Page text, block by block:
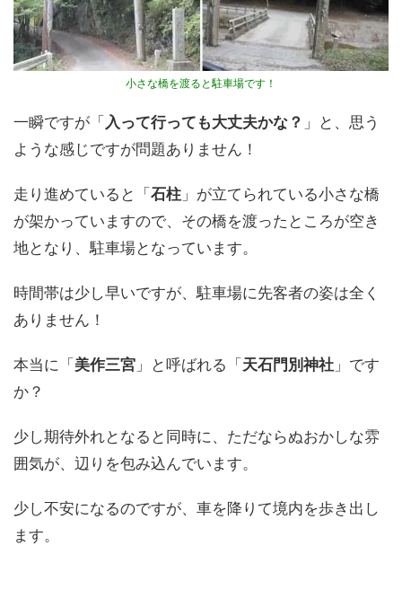
小さな橋を渡ると駐車場です！
一瞬ですが「 入って行っても大丈夫かな？ 」と、思う
ような感じですが問題ありません！
走り進めていると「 石柱 」が立てられている小さな橋
が架かっていますので、その橋を渡ったところが空き
地となり、駐車場となっています。
時間帯は少し早いですが、駐車場に先客者の姿は全く
ありません！
本当に「 美作三宮 」と呼ばれる「 天石門別神社 」です
か？
少し期待外れとなると同時に、ただならぬおかしな雰
囲気が、辺りを包み込んでいます。
少し不安になるのですが、車を降りて境内を歩き出し
ます。